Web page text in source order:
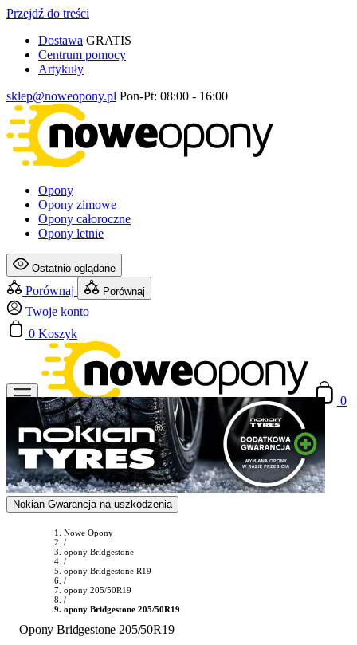
Przejdź do treści
Dostawa GRATIS
Centrum pomocy
Artykuły
sklep@noweopony.pl Pon-Pt: 08:00 - 16:00
Opony
Opony zimowe
Opony całoroczne
Opony letnie
Ostatnio oglądane
Porównaj Porównaj
Twoje konto
0 Koszyk
0
Nokian Gwarancja na uszkodzenia
Nowe Opony
/
opony Bridgestone
/
opony Bridgestone R19
/
opony 205/50R19
/
opony Bridgestone 205/50R19
Opony Bridgestone 205/50R19